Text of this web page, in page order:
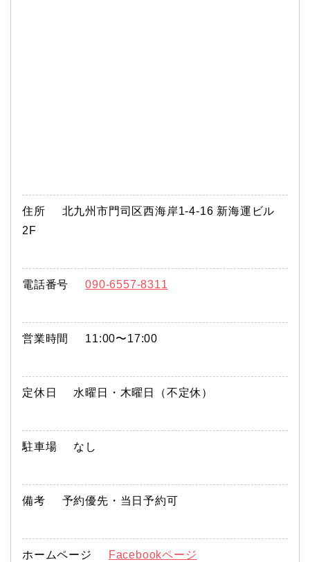
住所
北九州市門司区西海岸1-4-16 新海運ビル
2F
電話番号 090-6557-8311
営業時間 11:00〜17:00
定休日 水曜日・木曜日（不定休）
駐車場 なし
備考 予約優先・当日予約可
ホームページ Facebookページ